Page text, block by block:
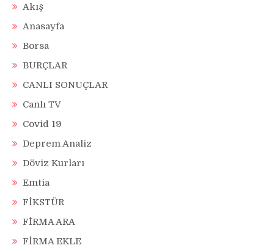
Akış
Anasayfa
Borsa
BURÇLAR
CANLI SONUÇLAR
Canlı TV
Covid 19
Deprem Analiz
Döviz Kurları
Emtia
FİKSTÜR
FİRMA ARA
FİRMA EKLE